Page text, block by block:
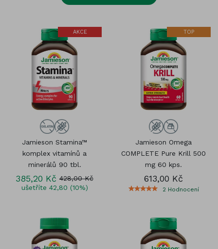
AKCE
Jamieson Stamina™
komplex vitamínů a
minerálů 90 tbl.
385,20 Kč 428,00 Kč
ušetříte 42,80 (10%)
TOP
Jamieson Omega
COMPLETE Pure Krill 500
mg 60 kps.
613,00 Kč
2 Hodnocení